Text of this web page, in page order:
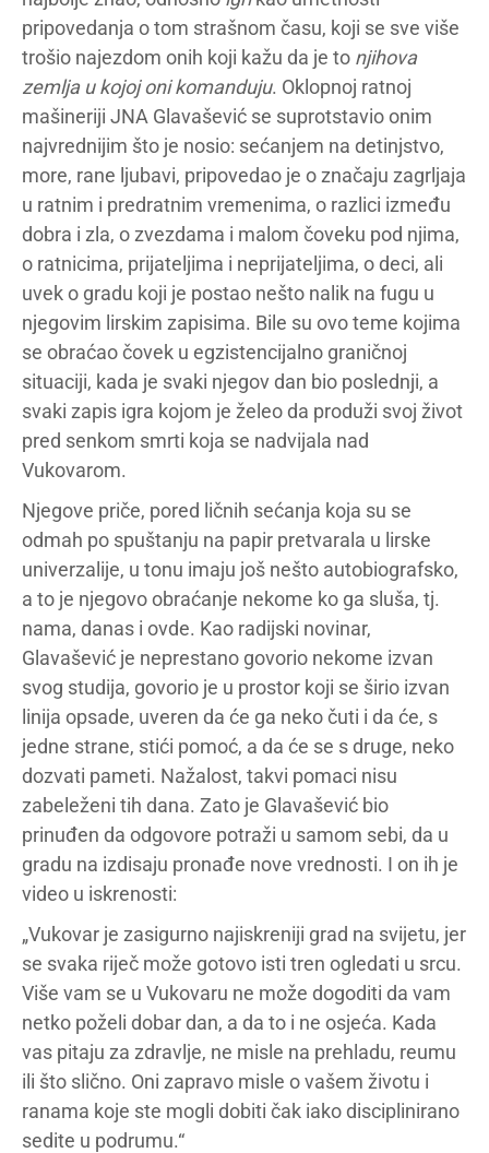
pripovedanja o tom strašnom času, koji se sve više
trošio najezdom onih koji kažu da je to njihova
zemlja u kojoj oni komanduju. Oklopnoj ratnoj
mašineriji JNA Glavašević se suprotstavio onim
najvrednijim što je nosio: sećanjem na detinjstvo,
more, rane ljubavi, pripovedao je o značaju zagrljaja
u ratnim i predratnim vremenima, o razlici između
dobra i zla, o zvezdama i malom čoveku pod njima,
o ratnicima, prijateljima i neprijateljima, o deci, ali
uvek o gradu koji je postao nešto nalik na fugu u
njegovim lirskim zapisima. Bile su ovo teme kojima
se obraćao čovek u egzistencijalno graničnoj
situaciji, kada je svaki njegov dan bio poslednji, a
svaki zapis igra kojom je želeo da produži svoj život
pred senkom smrti koja se nadvijala nad
Vukovarom.
Njegove priče, pored ličnih sećanja koja su se
odmah po spuštanju na papir pretvarala u lirske
univerzalije, u tonu imaju još nešto autobiografsko,
a to je njegovo obraćanje nekome ko ga sluša, tj.
nama, danas i ovde. Kao radijski novinar,
Glavašević je neprestano govorio nekome izvan
svog studija, govorio je u prostor koji se širio izvan
linija opsade, uveren da će ga neko čuti i da će, s
jedne strane, stići pomoć, a da će se s druge, neko
dozvati pameti. Nažalost, takvi pomaci nisu
zabeleženi tih dana. Zato je Glavašević bio
prinuđen da odgovore potraži u samom sebi, da u
gradu na izdisaju pronađe nove vrednosti. I on ih je
video u iskrenosti:
„Vukovar je zasigurno najiskreniji grad na svijetu, jer
se svaka riječ može gotovo isti tren ogledati u srcu.
Više vam se u Vukovaru ne može dogoditi da vam
netko poželi dobar dan, a da to i ne osjeća. Kada
vas pitaju za zdravlje, ne misle na prehladu, reumu
ili što slično. Oni zapravo misle o vašem životu i
ranama koje ste mogli dobiti čak iako disciplinirano
sedite u podrumu.“